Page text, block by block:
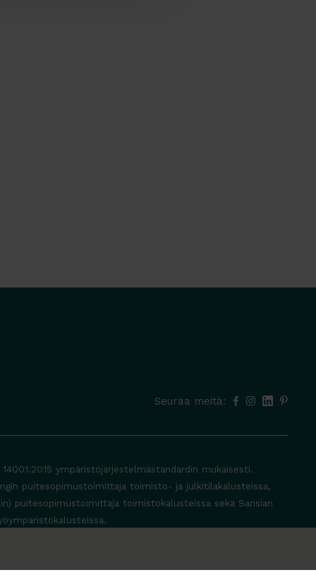
Seuraa meitä:
ympäristöjärjestelmästandardin mukaisesti.
puitesopimustoimittaja toimisto- ja julkitilakalusteissa,
puitesopimustoimittaja toimistokalusteissa sekä Sansian